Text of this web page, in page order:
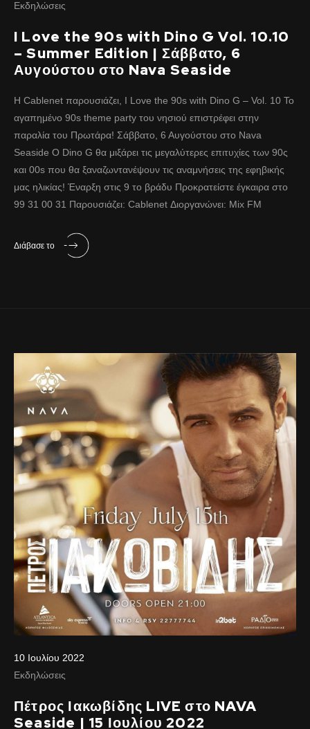
Εκδηλώσεις
I Love the 90s with Dino G Vol. 10.10
– Summer Edition | Σάββατο, 6
Αυγούστου στο Nava Seaside
H Cablenet παρουσιάζει, Ι Love the 90s with Dino G – Vol. 10 To
αγαπημένο 90s theme party του νησιού επιστρέφει στην
παραλία του Πρωτάρα! Σάββατο, 6 Αυγούστου στο Nava
Seaside O Dino G θα μιξάρει τις μεγαλύτερες επιτυχίες των 90ς
και 00s που θα ξαναζωντανέψουν τις αναμνήσεις της εφηβικής
μας ηλικίας! Έναρξη στις 9 το βράδυ Προκρατείστε έγκαιρα στο
99 31 00 31 Παρουσιάζει: Cablenet Διοργανώνει: Mix FM
Διάβασε το
10 Ιουλίου 2022
Εκδηλώσεις
Πέτρος Ιακωβίδης LIVE στο NAVA
Seaside | 15 Ιουλίου 2022